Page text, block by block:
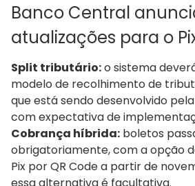
Banco Central
atualizações para o
Split tributário:o sistema
modelo de recolhimento de
que está sendo desenvolvido
com expectativa de
Cobrança híbrida: boletos
obrigatoriamente, com a opção
Pix por QR Code a partir de